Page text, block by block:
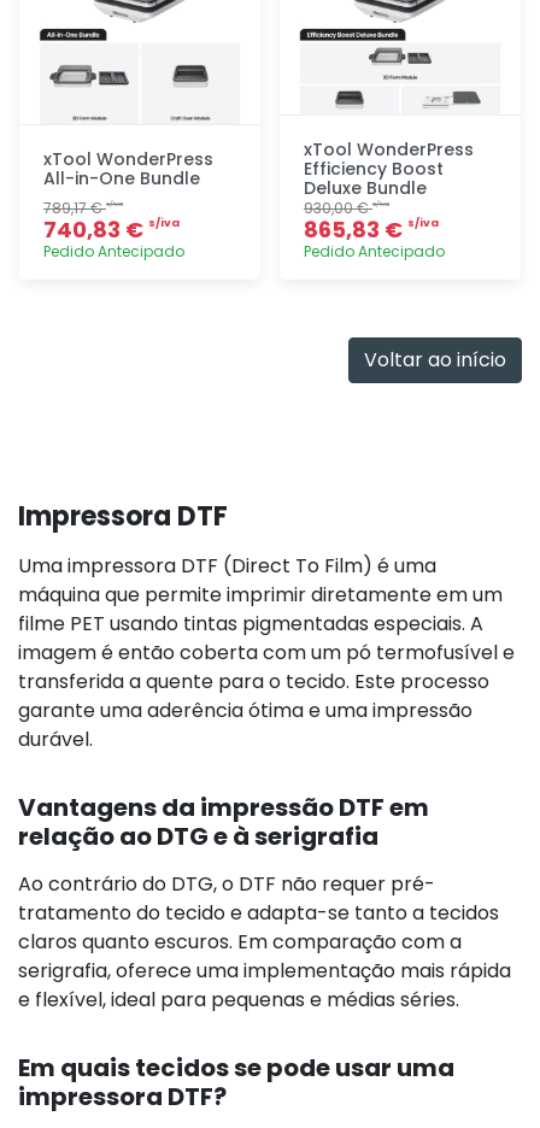
xTool WonderPress
All-in-One Bundle
789,17 €s/iva
740,83 € s/iva
Pedido Antecipado
xTool WonderPress
Efficiency Boost
Deluxe Bundle
930,00 €s/iva
865,83 € s/iva
Pedido Antecipado
Voltar ao início
Impressora DTF
Uma impressora DTF (Direct To Film) é uma
máquina que permite imprimir diretamente em um
filme PET usando tintas pigmentadas especiais. A
imagem é então coberta com um pó termofusível e
transferida a quente para o tecido. Este processo
garante uma aderência ótima e uma impressão
durável.
Vantagens da impressão DTF em
relação ao DTG e à serigrafia
Ao contrário do DTG, o DTF não requer pré-
tratamento do tecido e adapta-se tanto a tecidos
claros quanto escuros. Em comparação com a
serigrafia, oferece uma implementação mais rápida
e flexível, ideal para pequenas e médias séries.
Em quais tecidos se pode usar uma
impressora DTF?